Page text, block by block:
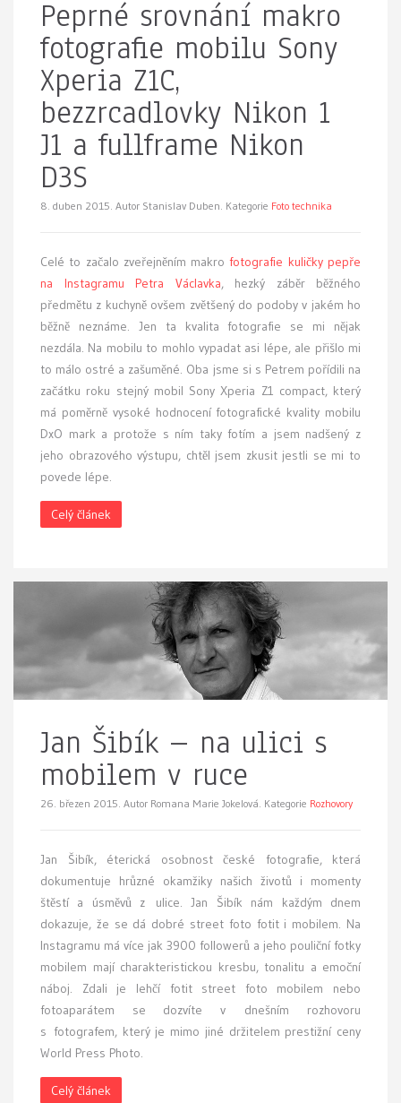
Peprné srovnání makro
fotografie mobilu Sony
Xperia Z1C,
bezzrcadlovky Nikon 1
J1 a fullframe Nikon
D3S
8. duben 2015. Autor Stanislav Duben. Kategorie Foto technika
Celé to začalo zveřejněním makrofotografie kuličky pepře
na Instagramu Petra Václavka, hezký záběr běžného
předmětu z kuchyně ovšem zvětšený do podoby v jakém ho
běžně neznáme. Jen ta kvalita fotografie se mi nějak
nezdála. Na mobilu to mohlo vypadat asi lépe, ale přišlo mi
to málo ostré a zašuměné. Oba jsme si s Petrem pořídili na
začátku roku stejný mobil Sony Xperia Z1 compact, který
má poměrně vysoké hodnocení fotografické kvality mobilu
DxO mark a protože s ním taky fotím a jsem nadšený z
jeho obrazového výstupu, chtěl jsem zkusit jestli se mi to
povede lépe.
Celý článek
Jan Šibík – na ulici s
mobilem v ruce
26. březen 2015. Autor Romana Marie Jokelová. Kategorie Rozhovory
Jan Šibík, éterická osobnost české fotografie, která
dokumentuje hrůzné okamžiky našich životů i momenty
štěstí a úsměvů z ulice. Jan Šibík nám každým dnem
dokazuje, že se dá dobré street foto fotit i mobilem. Na
Instagramu má více jak 3900 followerů a jeho pouliční fotky
mobilem mají charakteristickou kresbu, tonalitu a emoční
náboj. Zdali je lehčí fotit street foto mobilem nebo
fotoaparátem se dozvíte v dnešním rozhovoru
s fotografem, který je mimo jiné držitelem prestižní ceny
World Press Photo.
Celý článek